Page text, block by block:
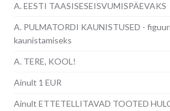
A. EESTI TAASISESEISVUMISPÄEVAKS
A. PULMATORDI KAUNISTUSED -
kaunistamiseks
A. TERE, KOOL!
Ainult 1 EUR
Ainult ETTETELLITAVAD TOOTED